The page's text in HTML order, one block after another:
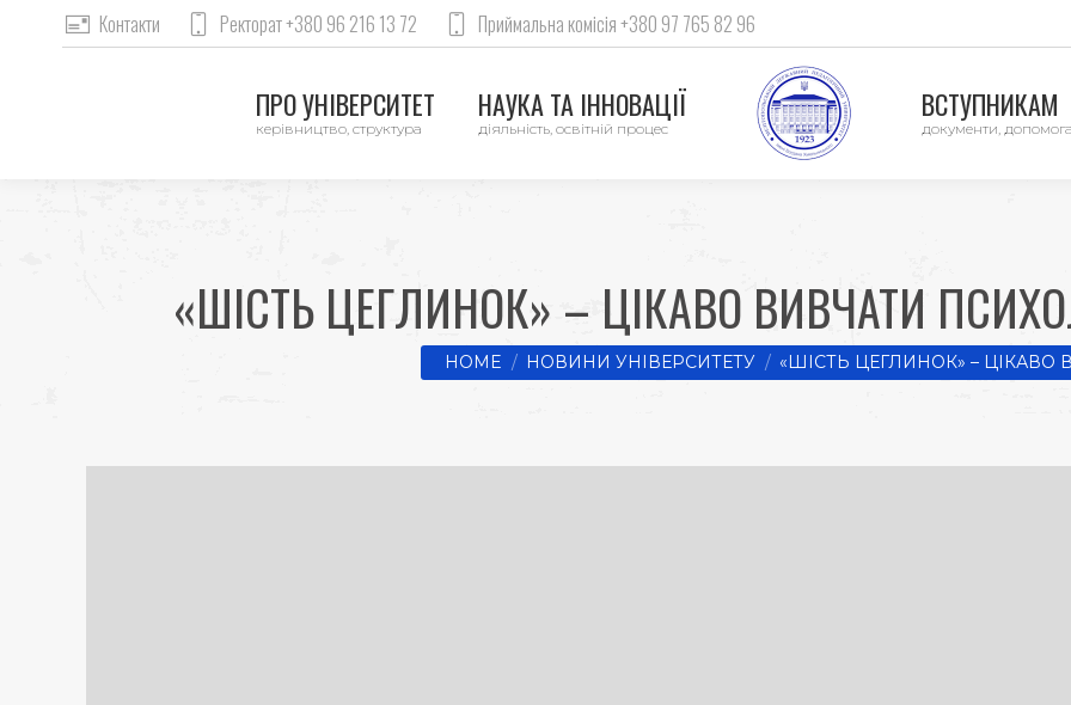
Контакти Ректорат +380 96 216 13 72 Приймальна комісія +380 97 765 82 96
ПРО УНІВЕРСИТЕТ
керівництво, структура
НАУКА ТА ІННОВАЦІЇ
діяльність, освітній процес
ВСТУПНИКАМ
документи,
«ШІСТЬ ЦЕГЛИНОК» – ЦІКАВО ВИВЧАТИ
You are here:
HOME НОВИНИ УНІВЕРСИТЕТУ «ШІСТЬ ЦЕГЛИНОК» – ЦІКАВО